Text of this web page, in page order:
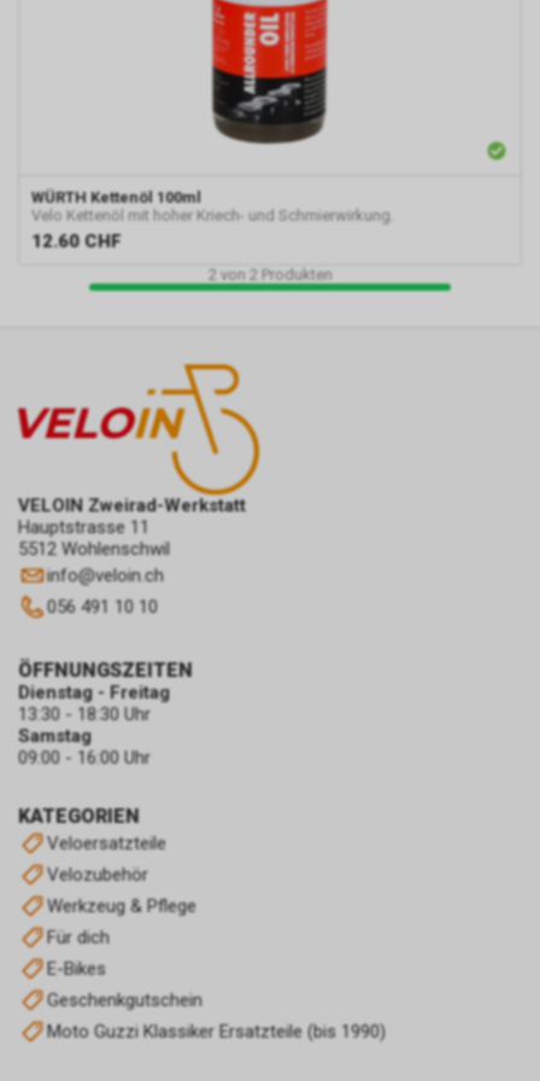
WÜRTH Kettenöl 100ml
Velo Kettenöl mit hoher Kriech- und Schmierwirkung.
12.60 CHF
2 von 2 Produkten
VELOIN Zweirad-Werkstatt
Hauptstrasse 11
5512 Wohlenschwil
info@veloin.ch
056 491 10 10
KATEGORIEN
Veloersatzteile
Velozubehör
Werkzeug & Pflege
Für dich
E-Bikes
Geschenkgutschein
Moto Guzzi Klassiker Ersatzteile (bis 1990)
ÖFFNUNGSZEITEN
Dienstag - Freitag
13:30 - 18:30 Uhr
Samstag
09:00 - 16:00 Uhr